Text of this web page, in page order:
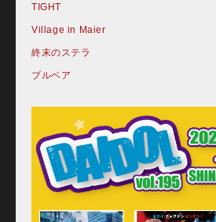
Home
Schedule
TIGHT
Village in Maier
終末のステラ
ブルベア